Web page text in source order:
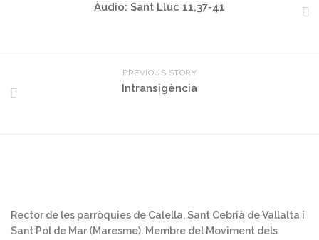
Àudio: Sant Lluc 11,37-41
PREVIOUS STORY
Intransigència
Rector de les parròquies de Calella, Sant Cebrià de Vallalta i
Sant Pol de Mar (Maresme). Membre del Moviment dels